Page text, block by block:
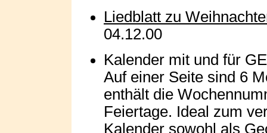
Liedblatt zu
04.12.00
Kalender mit und für
Auf einer Seite sind 6
enthält die
Feiertage. Ideal zum
Kalender sowohl als